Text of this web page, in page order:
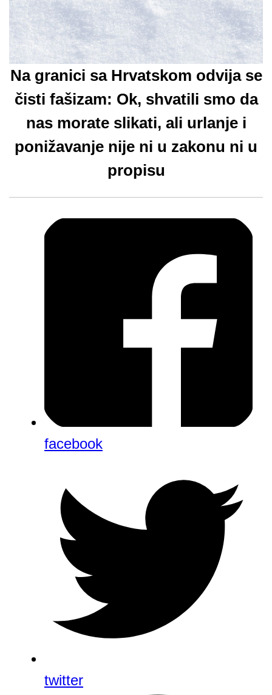
Na granici sa Hrvatskom odvija se
čisti fašizam: Ok, shvatili smo da
nas morate slikati, ali urlanje i
ponižavanje nije ni u zakonu ni u
propisu
facebook
twitter